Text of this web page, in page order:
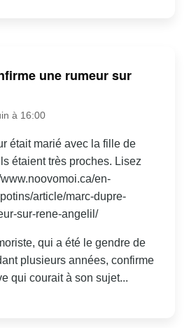
une rumeur sur
à 16:00
était marié avec la fille de
étaient très proches. Lisez
en-
article/marc-dupre-
sur-rene-angelil/
qui a été le gendre de
plusieurs années, confirme
qui courait à son sujet...